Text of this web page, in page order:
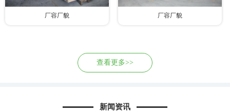
厂容厂貌 厂容厂貌
查看更多>>
新闻资讯